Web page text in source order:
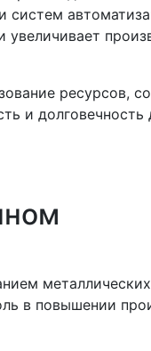
ресурсов,
и долговечность
в повышении